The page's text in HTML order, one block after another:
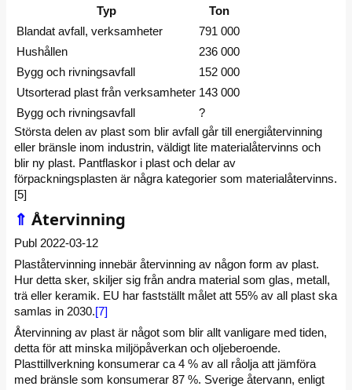
Typ
Ton
Blandat avfall, verksamheter
791 000
Hushållen
236 000
Bygg och rivningsavfall
152 000
Utsorterad plast från verksamheter 143 000
Bygg och rivningsavfall
?
Största delen av plast som blir avfall går till energiåtervinning
eller bränsle inom industrin, väldigt lite materialåtervinns och
blir ny plast. Pantflaskor i plast och delar av
förpackningsplasten är några kategorier som materialåtervinns.
[5]
⇑ Återvinning
Publ 2022-03-12
Plaståtervinning innebär återvinning av någon form av plast.
Hur detta sker, skiljer sig från andra material som glas, metall,
trä eller keramik. EU har fastställt målet att 55% av all plast ska
samlas in 2030.[7]
Återvinning av plast är något som blir allt vanligare med tiden,
detta för att minska miljöpåverkan och oljeberoende.
Plasttillverkning konsumerar ca 4 % av all råolja att jämföra
med bränsle som konsumerar 87 %. Sverige återvann, enligt